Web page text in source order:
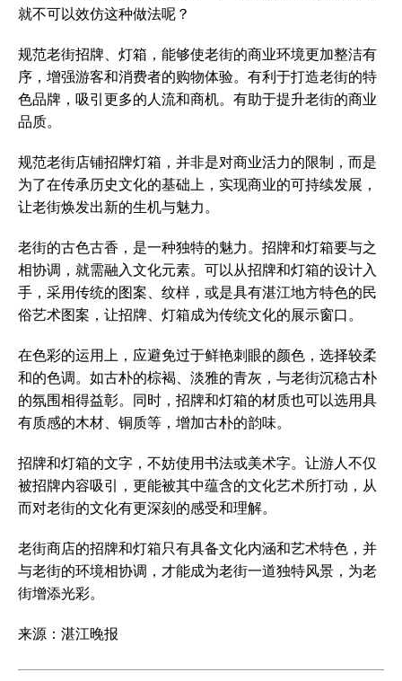
就不可以效仿这种做法呢？
规范老街招牌、灯箱，能够使老街的商业环境更加整洁有
序，增强游客和消费者的购物体验。有利于打造老街的特
色品牌，吸引更多的人流和商机。有助于提升老街的商业
品质。
规范老街店铺招牌灯箱，并非是对商业活力的限制，而是
为了在传承历史文化的基础上，实现商业的可持续发展，
让老街焕发出新的生机与魅力。
老街的古色古香，是一种独特的魅力。招牌和灯箱要与之
相协调，就需融入文化元素。可以从招牌和灯箱的设计入
手，采用传统的图案、纹样，或是具有湛江地方特色的民
俗艺术图案，让招牌、灯箱成为传统文化的展示窗口。
在色彩的运用上，应避免过于鲜艳刺眼的颜色，选择较柔
和的色调。如古朴的棕褐、淡雅的青灰，与老街沉稳古朴
的氛围相得益彰。同时，招牌和灯箱的材质也可以选用具
有质感的木材、铜质等，增加古朴的韵味。
招牌和灯箱的文字，不妨使用书法或美术字。让游人不仅
被招牌内容吸引，更能被其中蕴含的文化艺术所打动，从
而对老街的文化有更深刻的感受和理解。
老街商店的招牌和灯箱只有具备文化内涵和艺术特色，并
与老街的环境相协调，才能成为老街一道独特风景，为老
街增添光彩。
来源：湛江晚报